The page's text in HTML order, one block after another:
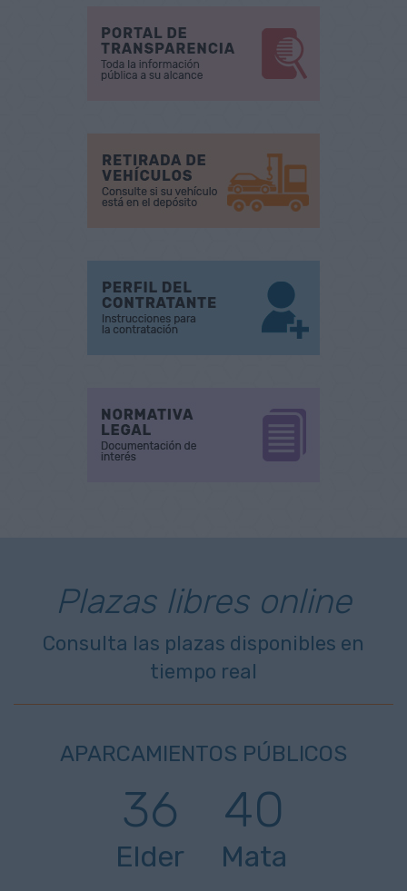
Plazas libres online
Consulta las plazas disponibles en
tiempo real
APARCAMIENTOS PÚBLICOS
36
Elder
40
Mata